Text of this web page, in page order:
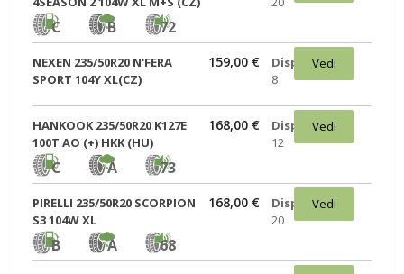
C B 72
NEXEN 235/50R20 N'FERA
SPORT 104Y XL(CZ)
159,00 €
Disponibili:
8
Vedi
HANKOOK 235/50R20 K127E
100T AO (+) HKK (HU)
C A 73
168,00 €
Disponibili:
12
Vedi
PIRELLI 235/50R20 SCORPION
S3 104W XL
B A 68
168,00 €
Disponibili:
20
Vedi